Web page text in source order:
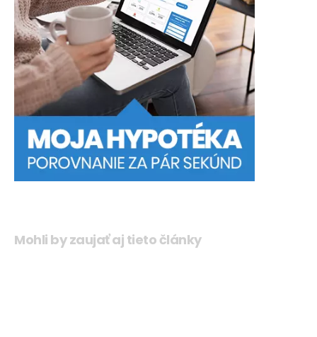
Mohli by zaujať aj tieto články